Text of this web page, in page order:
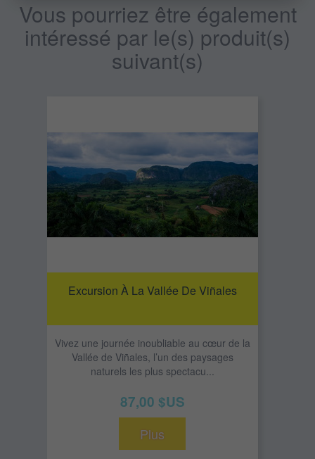
Vous pourriez être également
intéressé par le(s) produit(s)
suivant(s)
Excursion À La Vallée De Viñales
Vivez une journée inoubliable au cœur de la
Vallée de Viñales, l’un des paysages
naturels les plus spectacu...
87,00 $US
Plus